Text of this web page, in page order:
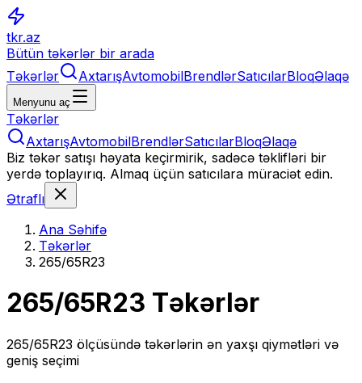
tkr.az
Bütün təkərlər bir arada
Təkərlər
AxtarışAvtomobilBrendlərSatıcılarBloqƏlaqə
Menyunu aç
Təkərlər
AxtarışAvtomobilBrendlərSatıcılarBloqƏlaqə
Biz təkər satışı həyata keçirmirik, sadəcə təklifləri bir
yerdə toplayırıq. Almaq üçün satıcılara müraciət edin.
Ətraflı
Ana Səhifə
Təkərlər
265/65R23
265/65R23 Təkərlər
265/65R23 ölçüsündə təkərlərin ən yaxşı qiymətləri və
geniş seçimi